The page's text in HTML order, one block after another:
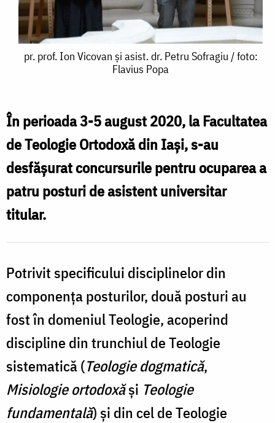
pr.
Vicovan
și
asist.
dr.
Petru
/
foto:
Flavius
Popa
pr. prof. Ion Vicovan și asist. dr. Petru Sofragiu / foto:
Flavius Popa
În perioada 3-5 august 2020, la Facultatea
de Teologie Ortodoxă din Iași, s-au
desfășurat concursurile pentru ocuparea a
patru posturi de asistent universitar
titular.
Potrivit specificului disciplinelor din
componența posturilor, două posturi au
fost în domeniul Teologie, acoperind
discipline din trunchiul de Teologie
sistematică (Teologie dogmatică,
Misiologie ortodoxăși Teologie
fundamentală) și din cel de Teologie